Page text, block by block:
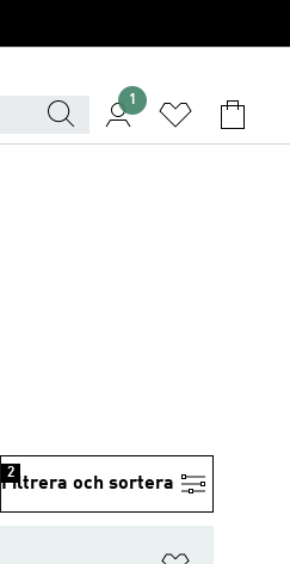
1
Filtrera och sortera
2